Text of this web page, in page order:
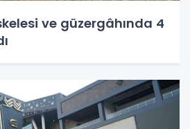
ve güzergâhında 4